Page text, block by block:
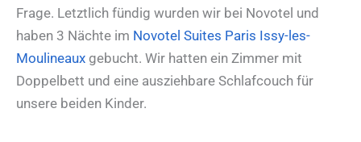
Frage. Letztlich fündig wurden wir bei Novotel und
haben 3 Nächte im Novotel Suites Paris Issy-les-
Moulineaux gebucht. Wir hatten ein Zimmer mit
Doppelbett und eine ausziehbare Schlafcouch für
unsere beiden Kinder.